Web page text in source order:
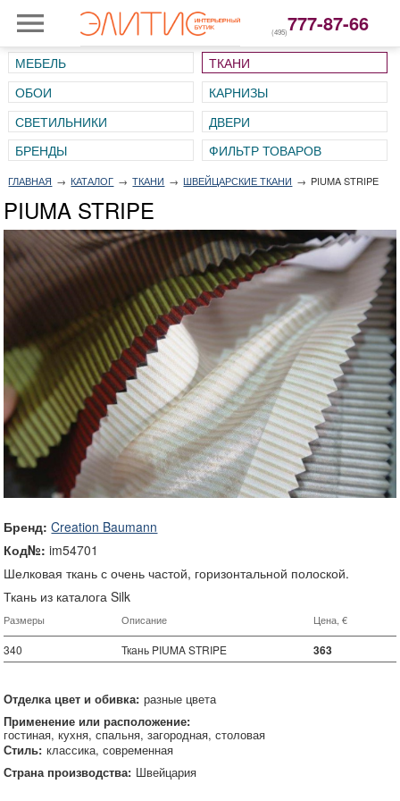
(495)777-87-66
МЕБЕЛЬ
ТКАНИ
ОБОИ
КАРНИЗЫ
СВЕТИЛЬНИКИ
ДВЕРИ
ГЛАВНАЯ → КАТАЛОГ → ТКАНИ → ШВЕЙЦАРСКИЕ ТКАНИ → PIUMA STRIPE
PIUMA STRIPE
Бренд: Creation Baumann
Код№:im54701
Шелковая ткань с очень частой, горизонтальной полоской.
Ткань из каталога Silk
Размеры Описание Цена, €
340 Ткань PIUMA STRIPE 363
Отделка цвет и обивка: разные цвета
Применение или расположение:
гостиная кухня спальня загородная столовая
Стиль: классика современная
Страна производства: Швейцария